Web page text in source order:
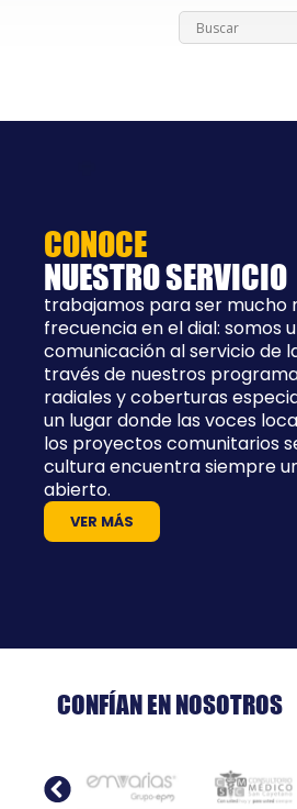
CONOCE
NUESTRO SERVICIO
trabajamos para ser mucho
frecuencia en el dial: somos
comunicación al servicio de
través de nuestros
radiales y coberturas
un lugar donde las voces
los proyectos comunitarios
cultura encuentra siempre
abierto.
VER MÁS
CONFÍAN EN NOSOTROS